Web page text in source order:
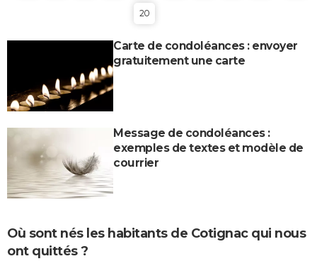
20
Carte de condoléances : envoyer
gratuitement une carte
Message de condoléances :
exemples de textes et modèle de
courrier
Où sont nés les habitants de Cotignac qui nous
ont quittés ?